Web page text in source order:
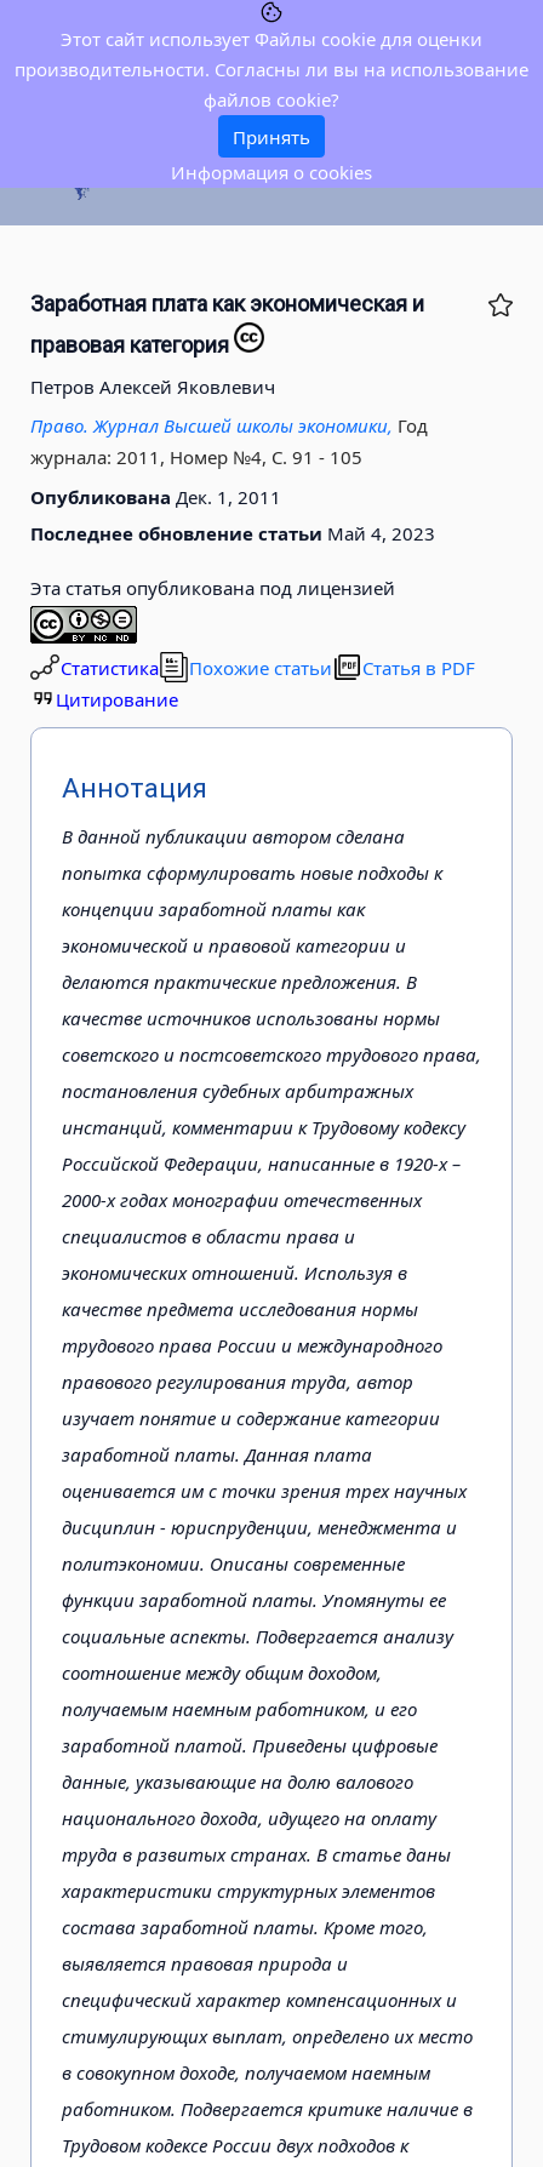
Заработная плата как экономическая и
правовая категория
Петров Алексей Яковлевич
Право. Журнал Высшей школы экономики, Год
журнала: 2011, Номер №4, С. 91 - 105
Опубликована Дек. 1, 2011
Последнее обновление статьи Май 4, 2023
Эта статья опубликована под лицензией
Статистика Похожие статьи
Статья в PDF
Цитирование
Аннотация
В данной публикации автором сделана
попытка сформулировать новые подходы к
концепции заработной платы как
экономической и правовой категории и
делаются практические предложения. В
качестве источников использованы нормы
советского и постсоветского трудового права,
постановления судебных арбитражных
инстанций, комментарии к Трудовому кодексу
Российской Федерации, написанные в 1920-х –
2000-х годах монографии отечественных
специалистов в области права и
экономических отношений. Используя в
качестве предмета исследования нормы
трудового права России и международного
правового регулирования труда, автор
изучает понятие и содержание категории
заработной платы. Данная плата
оценивается им с точки зрения трех научных
дисциплин - юриспруденции, менеджмента и
политэкономии. Описаны современные
функции заработной платы. Упомянуты ее
социальные аспекты. Подвергается анализу
соотношение между общим доходом,
получаемым наемным работником, и его
заработной платой. Приведены цифровые
данные, указывающие на долю валового
национального дохода, идущего на оплату
труда в развитых странах. В статье даны
характеристики структурных элементов
состава заработной платы. Кроме того,
выявляется правовая природа и
специфический характер компенсационных и
стимулирующих выплат, определено их место
в совокупном доходе, получаемом наемным
работником. Подвергается критике наличие в
Трудовом кодексе России двух подходов к
Этот сайт использует Файлы cookie для оценки
производительности. Согласны ли вы на использование
файлов cookie?
Принять
Информация о cookies